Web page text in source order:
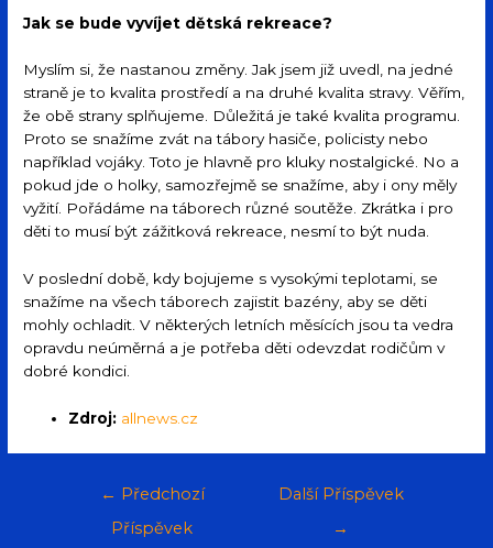
Jak se bude vyvíjet dětská rekreace?
Myslím si, že nastanou změny. Jak jsem již uvedl, na jedné
straně je to kvalita prostředí a na druhé kvalita stravy. Věřím,
že obě strany splňujeme. Důležitá je také kvalita programu.
Proto se snažíme zvát na tábory hasiče, policisty nebo
například vojáky. Toto je hlavně pro kluky nostalgické. No a
pokud jde o holky, samozřejmě se snažíme, aby i ony měly
vyžití. Pořádáme na táborech různé soutěže. Zkrátka i pro
děti to musí být zážitková rekreace, nesmí to být nuda.
V poslední době, kdy bojujeme s vysokými teplotami, se
snažíme na všech táborech zajistit bazény, aby se děti
mohly ochladit. V některých letních měsících jsou ta vedra
opravdu neúměrná a je potřeba děti odevzdat rodičům v
dobré kondici.
Zdroj: allnews.cz
← Předchozí
Příspěvek
Další Příspěvek
→